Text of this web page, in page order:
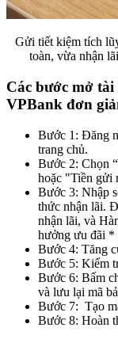
Gửi tiết kiệm tích
toàn, vừa nhận
Các bước mở
VPBank đơn
Bước 1: Đăng
trang chủ.
Bước 2: Chọn
hoặc "Tiền gửi
Bước 3: Nhập
thức nhận lãi.
nhận lãi, và
hưởng ưu đãi *
Bước 4: Tăng
Bước 5: Kiểm
Bước 6: Bấm
và lưu lại mã
Bước 7: Tạo
Bước 8: Hoàn